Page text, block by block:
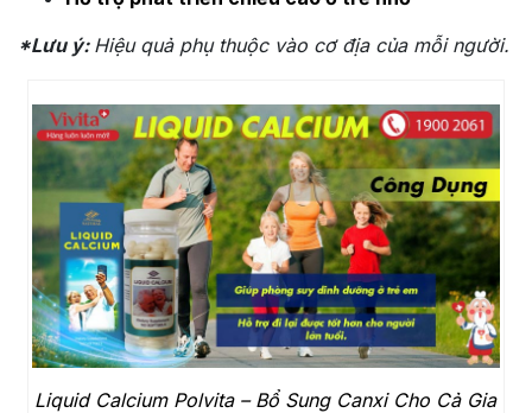
*Lưu ý: Hiệu quả phụ thuộc vào cơ địa của mỗi người.
Liquid Calcium Polvita – Bổ Sung Canxi Cho Cả Gia